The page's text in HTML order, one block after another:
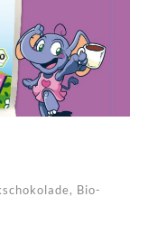
, Bio-